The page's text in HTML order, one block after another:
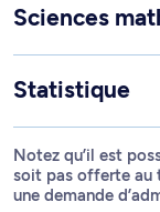
Sciences
Statistique
Notez qu’il est
soit pas offerte au
une demande